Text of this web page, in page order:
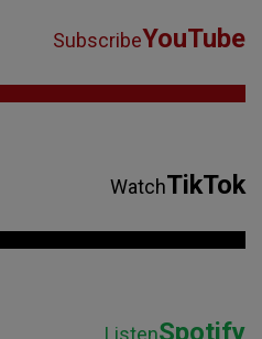
SubscribeYouTube
WatchTikTok
ListenSpotify